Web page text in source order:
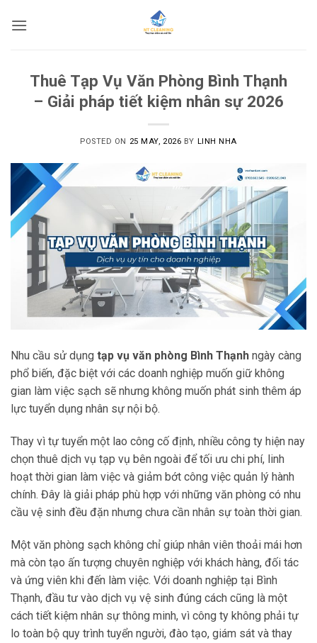
Thuê Tạp Vụ Văn Phòng Bình Thạnh
– Giải pháp tiết kiệm nhân sự 2026
POSTED ON 25 MAY, 2026 BY LINH NHA
Nhu cầu sử dụng tạp vụ văn phòng Bình Thạnh ngày càng
phổ biến, đặc biệt với các doanh nghiệp muốn giữ không
gian làm việc sạch sẽ nhưng không muốn phát sinh thêm áp
lực tuyển dụng nhân sự nội bộ.
Thay vì tự tuyển một lao công cố định, nhiều công ty hiện nay
chọn thuê dịch vụ tạp vụ bên ngoài để tối ưu chi phí, linh
hoạt thời gian làm việc và giảm bớt công việc quản lý hành
chính. Đây là giải pháp phù hợp với những văn phòng có nhu
cầu vệ sinh đều đặn nhưng chưa cần nhân sự toàn thời gian.
Một văn phòng sạch không chỉ giúp nhân viên thoải mái hơn
mà còn tạo ấn tượng chuyên nghiệp với khách hàng, đối tác
và ứng viên khi đến làm việc. Với doanh nghiệp tại Bình
Thạnh, đầu tư vào dịch vụ vệ sinh đúng cách cũng là một
cách tiết kiệm nhân sự thông minh, vì công ty không phải tự
lo toàn bộ quy trình tuyển người, đào tạo, giám sát và thay